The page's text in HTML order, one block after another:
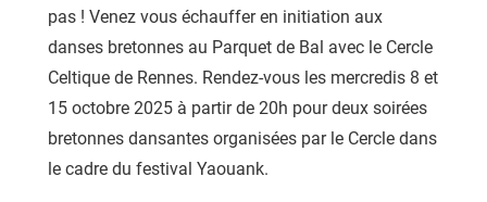
pas ! Venez vous échauffer en initiation aux
danses bretonnes au Parquet de Bal avec le Cercle
Celtique de Rennes. Rendez-vous les mercredis 8 et
15 octobre 2025 à partir de 20h pour deux soirées
bretonnes dansantes organisées par le Cercle dans
le cadre du festival Yaouank.